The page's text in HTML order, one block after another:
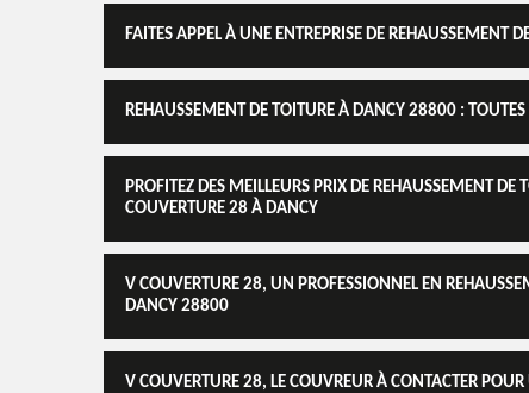
FAITES APPEL À UNE ENTREPRISE DE REHAUSSEMENT
REHAUSSEMENT DE TOITURE À DANCY 28800 :
PROFITEZ DES MEILLEURS PRIX DE REHAUSSEMENT
COUVERTURE 28 À DANCY
V COUVERTURE 28, UN PROFESSIONNEL EN
DANCY 28800
V COUVERTURE 28, LE COUVREUR À CONTACTER